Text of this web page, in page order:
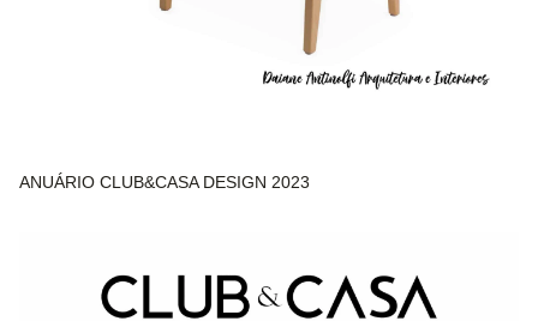
ANUÁRIO CLUB&CASA DESIGN 2023